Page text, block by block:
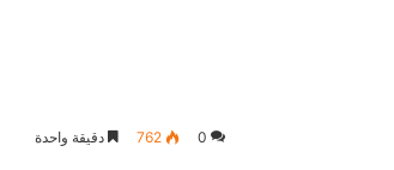
0
762 دقيقة واحدة